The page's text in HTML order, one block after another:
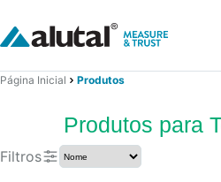
Página Inicial Produtos
Produtos para
Filtros